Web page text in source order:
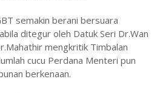
semakin berani bersuara
ditegur oleh Datuk Seri Dr.Wan
mengkritik Timbalan
cucu Perdana Menteri pun
berkenaan.